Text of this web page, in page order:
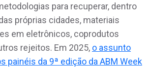
para recuperar, dentro
próprias cidades, materiais
em eletrônicos, coprodutos
rejeitos. Em 2025, o assunto
painéis da 9ª edição da ABM Week